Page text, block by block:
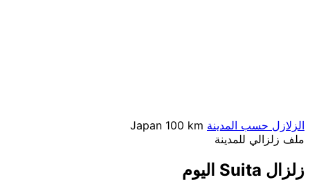
الزلازل حسب المدينة Japan 100 km
ملف زلزالي للمدينة
زلزال Suita اليوم